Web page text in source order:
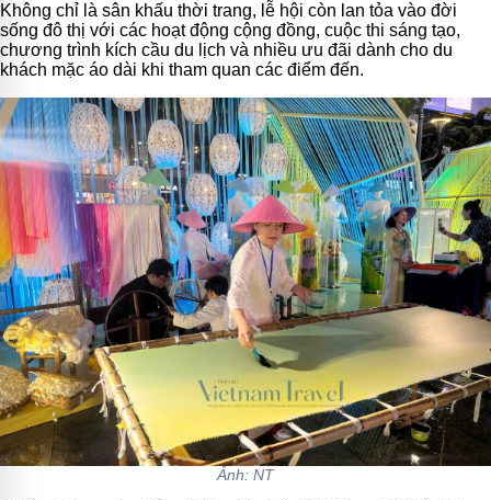
Không chỉ là sân khấu thời trang, lễ hội còn lan tỏa vào đời
sống đô thị với các hoạt động cộng đồng, cuộc thi sáng tạo,
chương trình kích cầu du lịch và nhiều ưu đãi dành cho du
khách mặc áo dài khi tham quan các điểm đến.
Ảnh: NT